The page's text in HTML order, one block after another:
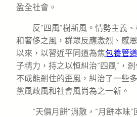
盈全社會。
反“四風”樹新風。情勢主義
和奢侈之風，群眾反應激烈、感
以來，以習近平同道為焦包養管道
子精力，持之以恒糾治“四風”，
不成能剎住的歪風，糾治了一些
黨風政風和社會風尚為之一新。
“天價月餅”消散，“月餅本味